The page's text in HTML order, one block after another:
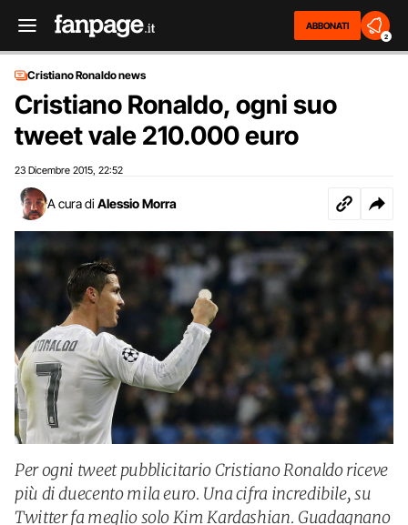
ABBONATI
2
Cristiano Ronaldo news
Cristiano Ronaldo, ogni suo
tweet vale 210.000 euro
23 Dicembre 2015 22:52
A cura di Alessio Morra
Per ogni tweet pubblicitario Cristiano Ronaldo riceve
più di duecento mila euro. Una cifra incredibile, su
Twitter fa meglio solo Kim Kardashian. Guadagnano